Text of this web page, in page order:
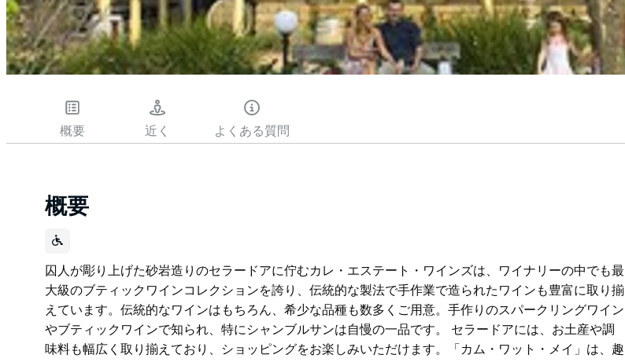
概要 近く よくある質問
概要
囚人が彫り上げた砂岩造りのセラードアに佇むカレ・エステート・ワインズは、ワイナリーの中でも最
大級のブティックワインコレクションを誇り、伝統的な製法で手作業で造られたワインも豊富に取り揃
えています。伝統的なワインはもちろん、希少な品種も数多くご用意。手作りのスパークリングワイン
やブティックワインで知られ、特にシャンブルサンは自慢の一品です。 セラードアには、お土産や調
味料も幅広く取り揃えており、ショッピングをお楽しみいただけます。「カム・ワット・メイ」は、趣